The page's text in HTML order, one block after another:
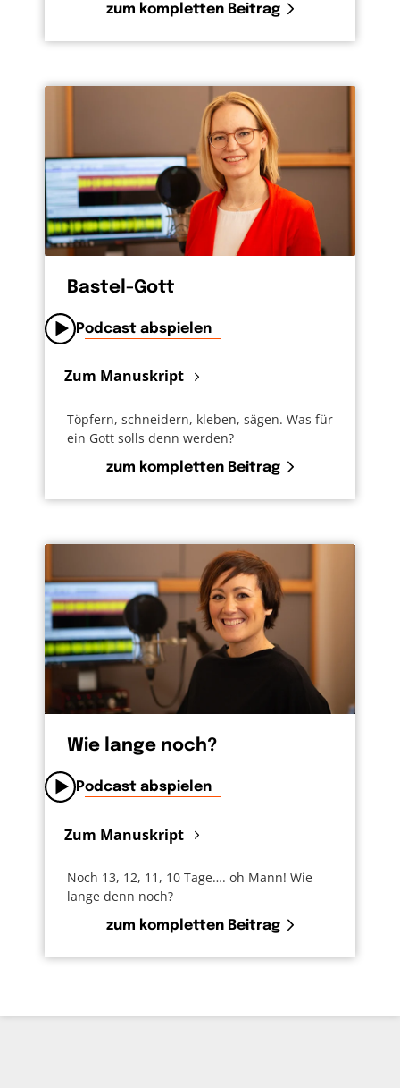
zum kompletten Beitrag
Bastel-Gott
Podcast abspielen
Zum Manuskript
Töpfern, schneidern, kleben, sägen. Was für
ein Gott solls denn werden?
zum kompletten Beitrag
Wie lange noch?
Podcast abspielen
Zum Manuskript
Noch 13, 12, 11, 10 Tage…. oh Mann! Wie
lange denn noch?
zum kompletten Beitrag